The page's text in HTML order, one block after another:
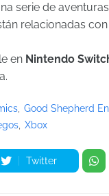
serie de
relacionadas
en Nintendo
Good Shepherd
Xbox
Twitter